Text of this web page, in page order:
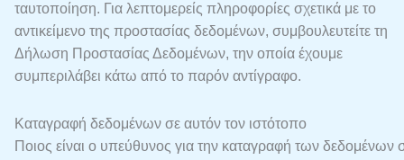
ταυτοποίηση. Για λεπτομερείς πληροφορίες σχετικά με το
αντικείμενο της προστασίας δεδομένων, συμβουλευτείτε τη
Δήλωση Προστασίας Δεδομένων, την οποία έχουμε
συμπεριλάβει κάτω από το παρόν αντίγραφο.
Καταγραφή δεδομένων σε αυτόν τον ιστότοπο
Ποιος είναι ο υπεύθυνος για την καταγραφή των δεδομένων